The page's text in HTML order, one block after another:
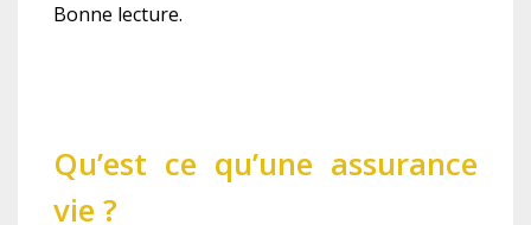
Bonne lecture.
Qu’est ce qu’une assurance
vie ?